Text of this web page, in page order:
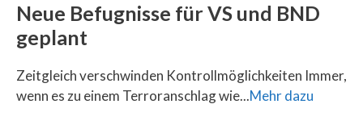
Neue Befugnisse für VS und BND
geplant
Zeitgleich verschwinden Kontrollmöglichkeiten Immer,
wenn es zu einem Terroranschlag wie...Mehr dazu